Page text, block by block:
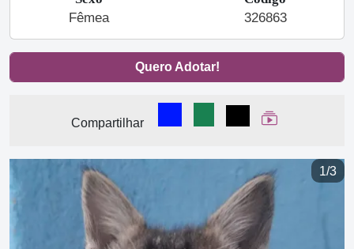
Fêmea
326863
Quero Adotar!
Compartilhar
Compartilhar no Facebook
Compartilhar no
Compartilhar
Ver Web Story
1/3